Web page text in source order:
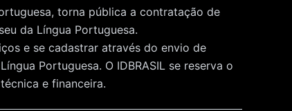
torna pública a contratação de
da Língua Portuguesa.
e se cadastrar através do envio de
Portuguesa. O IDBRASIL se reserva o
e financeira.